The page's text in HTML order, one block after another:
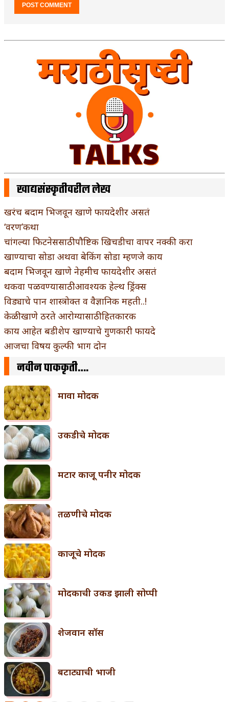
खाद्यसंस्कृतीवरील लेख
खरंच बदाम भिजवून खाणे फायदेशीर असतं
‘वरण’कथा
चांगल्या फिटनेससाठी पौष्टिक खिचडीचा वापर नक्की करा
खाण्याचा सोडा अथवा बेकिंग सोडा म्हणजे काय
बदाम भिजवून खाणे नेहमीच फायदेशीर असतं
थकवा पळवण्यासाठी आवश्यक हेल्थ ड्रिंक्स
विड्याचे पान शास्त्रोक्त व वैज्ञानिक महती..!
केळी खाणे ठरते आरोग्यासाठी हितकारक
काय आहेत बडीशेप खाण्याचे गुणकारी फायदे
आजचा विषय कुल्फी भाग दोन
नवीन पाककृती….
मावा मोदक
उकडीचे मोदक
मटार काजू पनीर मोदक
तळणीचे मोदक
काजूचे मोदक
मोदकाची उकड झाली सोप्पी
शेजवान सॉस
बटाट्याची भाजी